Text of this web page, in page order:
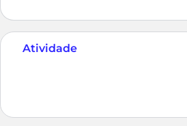
Atividade